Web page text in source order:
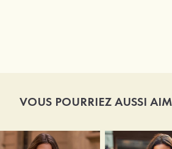
VOUS POURRIEZ AUSSI